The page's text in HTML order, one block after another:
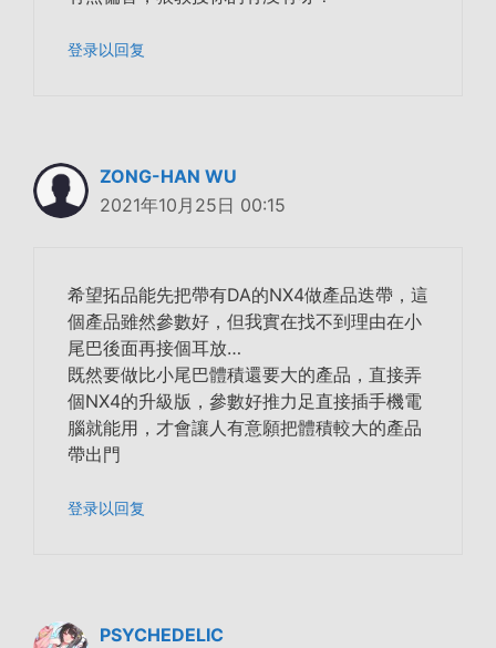
登录以回复
ZONG-HAN WU
2021年10月25日 00:15
希望拓品能先把帶有DA的NX4做產品迭帶，這
個產品雖然參數好，但我實在找不到理由在小
尾巴後面再接個耳放…
既然要做比小尾巴體積還要大的產品，直接弄
個NX4的升級版，參數好推力足直接插手機電
腦就能用，才會讓人有意願把體積較大的產品
帶出門
登录以回复
PSYCHEDELIC